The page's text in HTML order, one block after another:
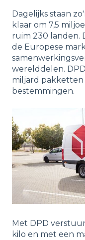
Dagelijks staan
klaar om 7,5
ruim 230 landen.
de Europese
werelddelen.
miljard
bestemmingen.
Met DPD
kilo en met een